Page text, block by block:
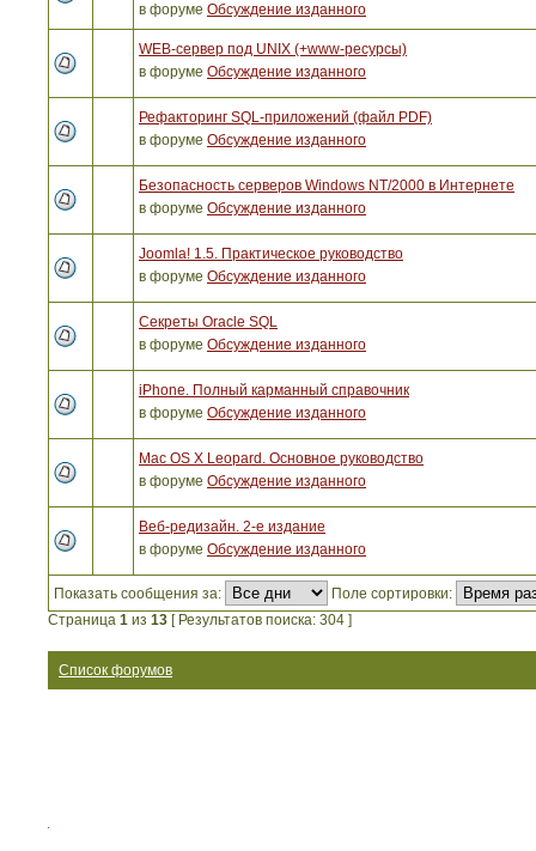
в форуме Обсуждение изданного
WEB-сервер под UNIX (+www-ресурсы)
в форуме Обсуждение изданного
Рефакторинг SQL-приложений (файл PDF)
в форуме Обсуждение изданного
Безопасность серверов Windows NT/2000 в Интернете
в форуме Обсуждение изданного
Joomla! 1.5. Практическое руководство
в форуме Обсуждение изданного
Секреты Oracle SQL
в форуме Обсуждение изданного
iPhone. Полный карманный справочник
в форуме Обсуждение изданного
Mac OS X Leopard. Основное руководство
в форуме Обсуждение изданного
Веб-редизайн. 2-е издание
в форуме Обсуждение изданного
Показать сообщения за:
Поле сортировки:
Страница 1 из 13 [ Результатов поиска: 304 ]
Список форумов